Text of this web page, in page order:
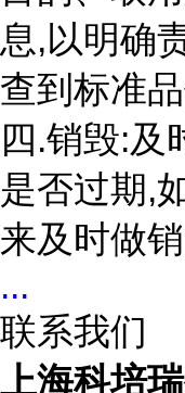
息,以明确
查到标准
四.销毁:及
是否过期,
来及时做销
...
联系我们
上海科培